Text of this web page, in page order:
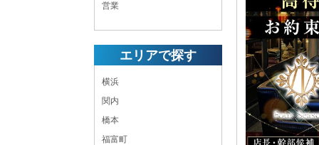
営業
エリアで探す
横浜
関内
橋本
福富町